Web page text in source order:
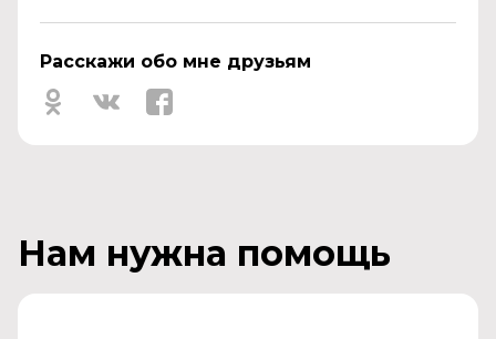
Расскажи обо мне друзьям
Нам нужна помощь